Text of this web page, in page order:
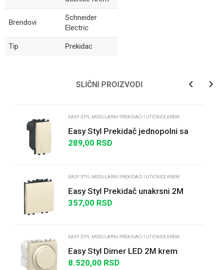
Brendovi
Schneider
Electric
Tip Prekidac
SLIČNI PROIZVODI
EASY STYL MODULARNI PREKIDAČI I UTIČNICE KREM
Easy Styl Prekidač jednopolni sa
indikatorskom lampicom 16A 1M
289,00 RSD
EASY STYL MODULARNI PREKIDAČI I UTIČNICE KREM
Easy Styl Prekidač unakrsni 2M
krem
357,00 RSD
EASY STYL MODULARNI PREKIDAČI I UTIČNICE KREM
Easy Styl Dimer LED 2M krem
8.520,00 RSD